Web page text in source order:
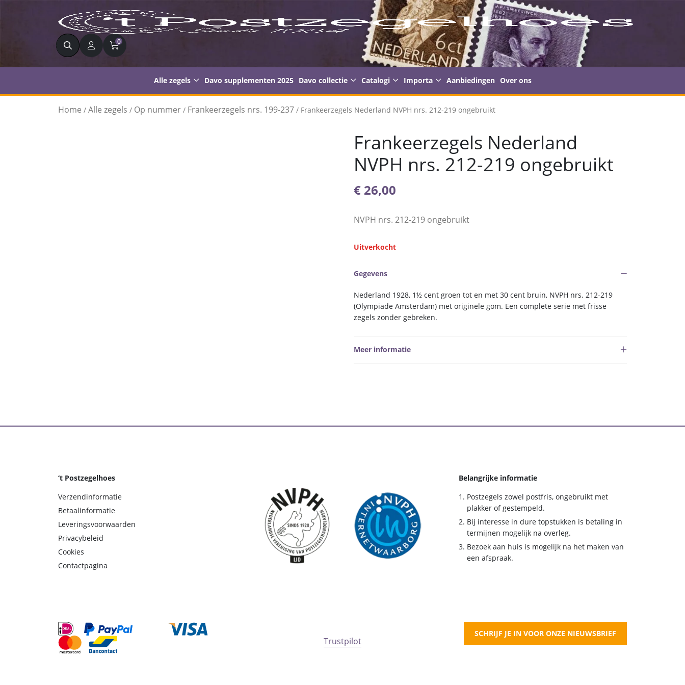
Zoeken 0
Alle zegels Davo supplementen 2025 Davo collectie Catalogi Importa Aanbiedingen Over ons
Home / Alle zegels / Op nummer / Frankeerzegels nrs. 199-237 / Frankeerzegels Nederland NVPH nrs. 212-219 ongebruikt
Frankeerzegels Nederland
NVPH nrs. 212-219 ongebruikt
€ 26,00
NVPH nrs. 212-219 ongebruikt
Uitverkocht
Gegevens
Nederland 1928, 1½ cent groen tot en met 30 cent bruin, NVPH nrs. 212-219
(Olympiade Amsterdam) met originele gom. Een complete serie met frisse
zegels zonder gebreken.
Meer informatie
‘t Postzegelhoes
Verzendinformatie
Betaalinformatie
Leveringsvoorwaarden
Privacybeleid
Cookies
Contactpagina
Belangrijke informatie
Postzegels zowel postfris, ongebruikt met
plakker of gestempeld.
Bij interesse in dure topstukken is betaling in
termijnen mogelijk na overleg.
Bezoek aan huis is mogelijk na het maken van
een afspraak.
Trustpilot
SCHRIJF JE IN VOOR ONZE NIEUWSBRIEF